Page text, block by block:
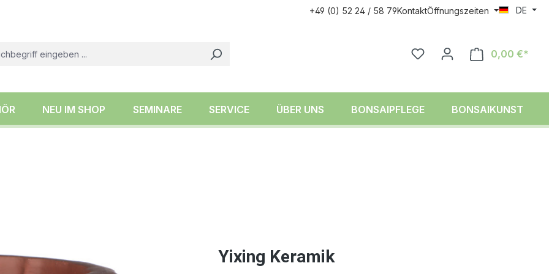
+49 (0) 52 24 / 58 79KontaktÖffnungszeiten DE
0,00 €*
NEU IM SHOP SEMINARE SERVICE ÜBER UNS BONSAIPFLEGE BONSAIKUNST
Yixing Keramik